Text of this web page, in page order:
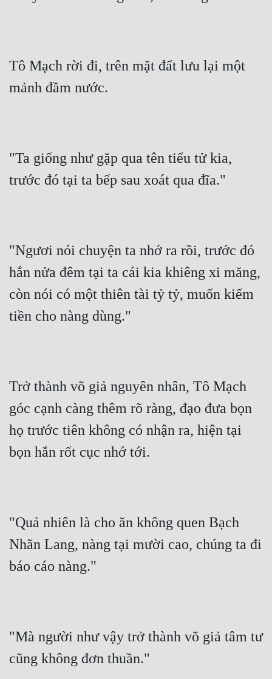
Tô Mạch rời đi, trên mặt đất lưu lại một
mảnh đầm nước.
"Ta giống như gặp qua tên tiểu tử kia,
trước đó tại ta bếp sau xoát qua đĩa."
"Ngươi nói chuyện ta nhớ ra rồi, trước đó
hắn nửa đêm tại ta cái kia khiêng xi măng,
còn nói có một thiên tài tỷ tỷ, muốn kiếm
tiền cho nàng dùng."
Trở thành võ giả nguyên nhân, Tô Mạch
góc cạnh càng thêm rõ ràng, đạo đưa bọn
họ trước tiên không có nhận ra, hiện tại
bọn hắn rốt cục nhớ tới.
"Quả nhiên là cho ăn không quen Bạch
Nhãn Lang, nàng tại mười cao, chúng ta đi
báo cáo nàng."
"Mà người như vậy trở thành võ giả tâm tư
cũng không đơn thuần."